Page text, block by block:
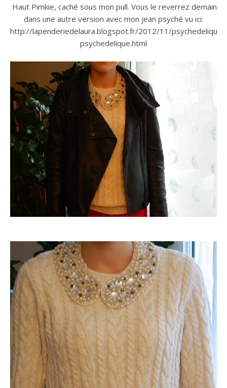
Haut Pimkie, caché sous mon pull. Vous le reverrez demain
dans une autre version avec mon jean psyché vu ici:
http://lapenderiedelaura.blogspot.fr/2012/11/
psychedelique.html